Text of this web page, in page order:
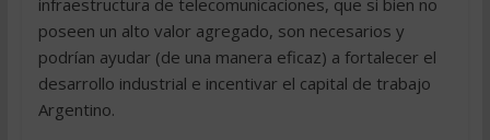
infraestructura de telecomunicaciones, que si bien no
poseen un alto valor agregado, son necesarios y
podrían ayudar (de una manera eficaz) a fortalecer el
desarrollo industrial e incentivar el capital de trabajo
Argentino.